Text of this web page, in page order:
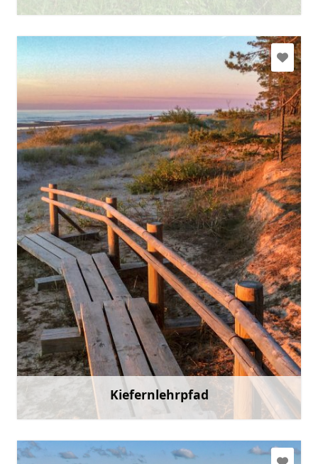
Kiefernlehrpfad
slitere@daba.gov.lv
+371 67800389
Gehen Sie mit
Mehr